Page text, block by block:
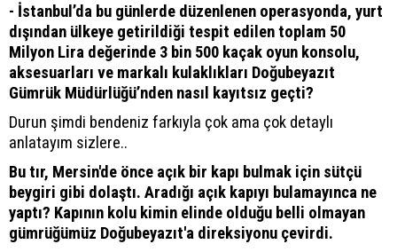
- İstanbul’da bu günlerde düzenlenen operasyonda, yurt
dışından ülkeye getirildiği tespit edilen toplam 50
Milyon Lira değerinde 3 bin 500 kaçak oyun konsolu,
aksesuarları ve markalı kulaklıkları Doğubeyazıt
Gümrük Müdürlüğü’nden nasıl kayıtsız geçti?
Durun şimdi bendeniz farkıyla çok ama çok detaylı
anlatayım sizlere..
Bu tır, Mersin'de önce açık bir kapı bulmak için sütçü
beygiri gibi dolaştı. Aradığı açık kapıyı bulamayınca ne
yaptı? Kapının kolu kimin elinde olduğu belli olmayan
gümrüğümüz Doğubeyazıt'a direksiyonu çevirdi.